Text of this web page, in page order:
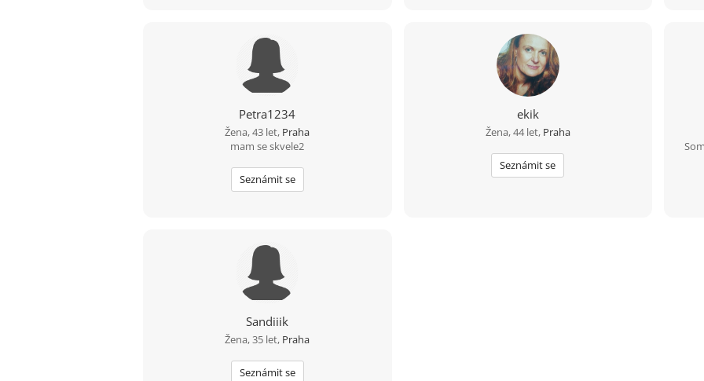
Petra1234
Žena, 43 let, Praha
mam se skvele2
Seznámit se
ekik
Žena, 44 let, Praha
Seznámit se
Sandiiik
Žena, 35 let, Praha
Seznámit se